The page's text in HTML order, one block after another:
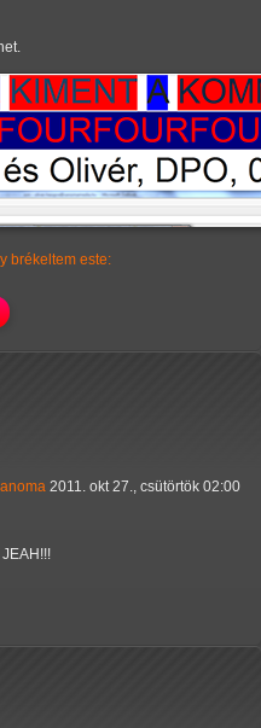
brékeltem este:
2011. okt 27., csütörtök 02:00